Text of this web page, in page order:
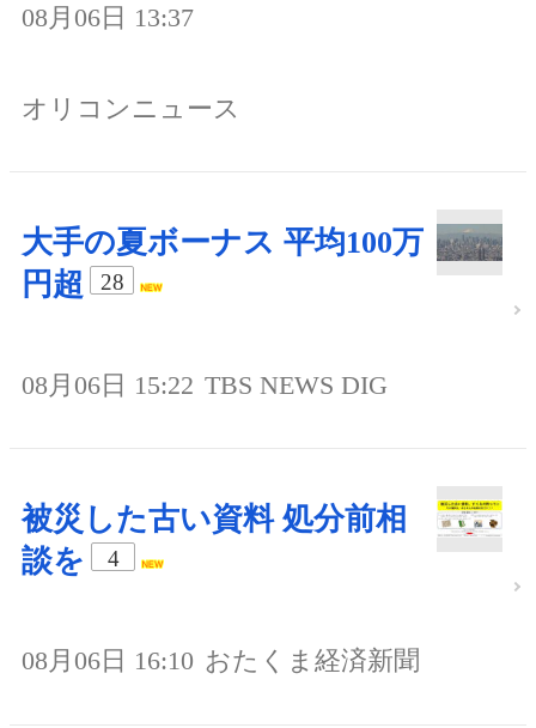
08月06日 13:37
オリコンニュース
大手の夏ボーナス 平均100万
円超
28
08月06日 15:22 TBS NEWS DIG
被災した古い資料 処分前相
談を
4
08月06日 16:10 おたくま経済新聞